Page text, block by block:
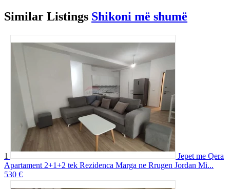
Similar Listings Shikoni më shumë
1
Jepet me Qera
Apartament 2+1+2 tek Rezidenca Marga ne Rrugen Jordan Mi...
530 €